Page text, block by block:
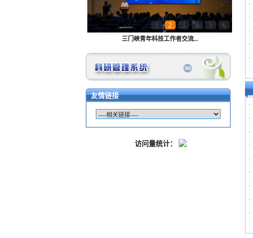
1 2 3 4 5 6
三门峡青年科技工作者交流...
友情链接
访问量统计：
·
·
·
·
·
·
·
·
·
·
·
·
·
·